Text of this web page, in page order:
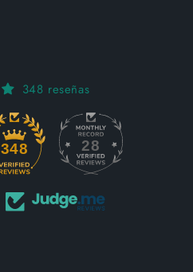
348 reseñas
348 28